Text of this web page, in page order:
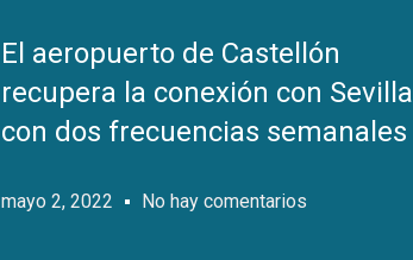
El aeropuerto de Castellón
recupera la conexión con Sevilla
con dos frecuencias semanales
mayo 2, 2022 No hay comentarios